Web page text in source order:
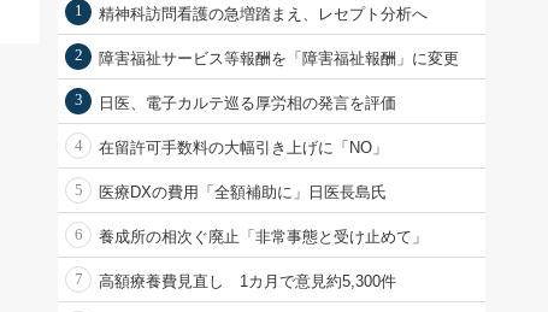
1 精神科訪問看護の急増踏まえ、レセプト分析へ
2 障害福祉サービス等報酬を「障害福祉報酬」に変更
3 日医、電子カルテ巡る厚労相の発言を評価
4 在留許可手数料の大幅引き上げに「NO」
5 医療DXの費用「全額補助に」日医長島氏
6 養成所の相次ぐ廃止「非常事態と受け止めて」
7 高額療養費見直し 1カ月で意見約5,300件